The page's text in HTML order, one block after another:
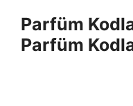
Parfüm
Parfüm